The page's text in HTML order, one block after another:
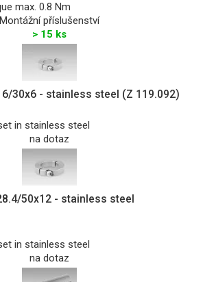
max. 0.8 Nm
Montážní příslušenství
> 15 ks
30x6 - stainless steel (Z 119.092)
in stainless steel
na dotaz
50x12 - stainless steel
in stainless steel
na dotaz